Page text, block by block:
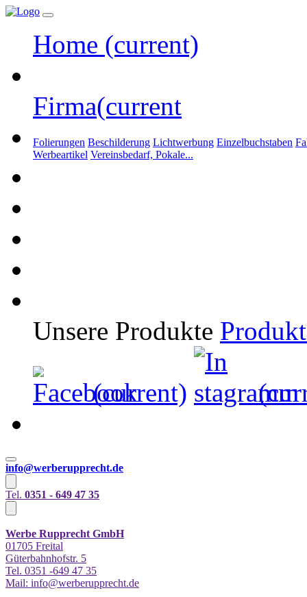
Home (current)
Firma(current
Folierungen Beschilderung Lichtwerbung Einzelbuchstaben
Werbeartikel Vereinsbedarf, Pokale...
Unsere Produkte
(current)
info@werberupprecht.de
Tel. 0351 - 649 47 35
Werbe Rupprecht GmbH
01705 Freital
Güterbahnhofstr. 5
Tel. 0351 -649 47 35
Mail: info@werberupprecht.de